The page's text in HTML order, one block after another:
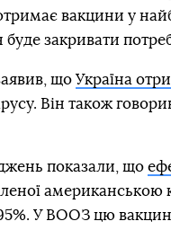
вакцини у
буде закривати
що Україна
Він також
показали, що
американською
У ВООЗ цю